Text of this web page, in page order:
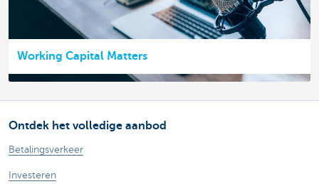
Working Capital Matters
Ontdek het volledige aanbod
Betalingsverkeer
Investeren